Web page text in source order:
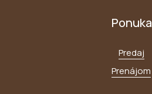
Ponuka
Predaj
Prenájom